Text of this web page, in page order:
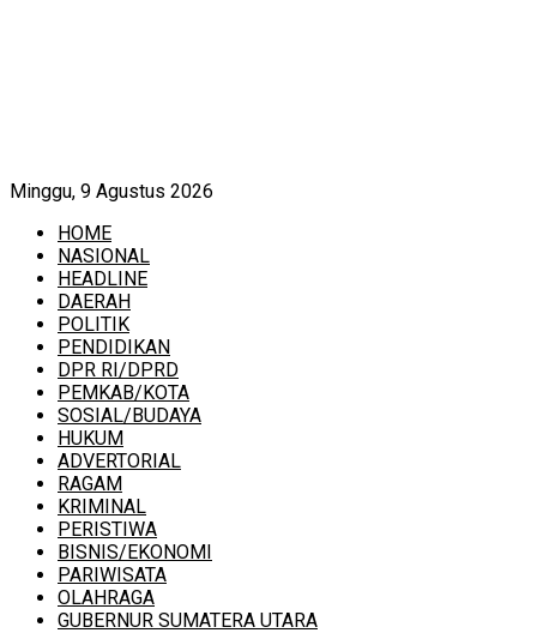
Minggu, 9 Agustus 2026
HOME
NASIONAL
HEADLINE
DAERAH
POLITIK
PENDIDIKAN
DPR RI/DPRD
PEMKAB/KOTA
SOSIAL/BUDAYA
HUKUM
ADVERTORIAL
RAGAM
KRIMINAL
PERISTIWA
BISNIS/EKONOMI
PARIWISATA
OLAHRAGA
GUBERNUR SUMATERA UTARA